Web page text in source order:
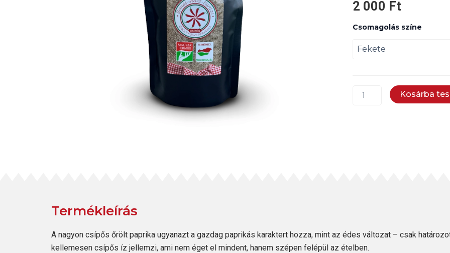
2 000 Ft
Csomagolás színe
Ürmös
Varázs
nagyon
mennyiség
Kosárba
Termékleírás
A nagyon csípős őrölt paprika ugyanazt a gazdag paprikás karaktert hozza, mint az édes változat – csak
kellemesen csípős íz jellemzi, ami nem éget el mindent, hanem szépen felépül az ételben.